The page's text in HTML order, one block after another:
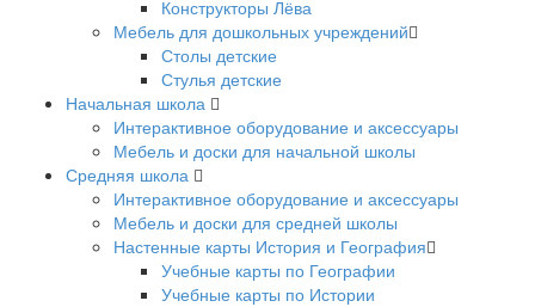
Конструкторы Лёва
Мебель для дошкольных учреждений
Столы детские
Стулья детские
Начальная школа
Интерактивное оборудование и аксессуары
Мебель и доски для начальной школы
Средняя школа
Интерактивное оборудование и аксессуары
Мебель и доски для средней школы
Настенные карты История и География
Учебные карты по Географии
Учебные карты по Истории